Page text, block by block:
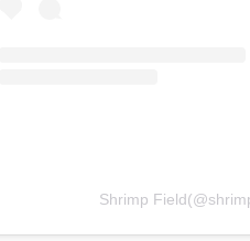
Shrimp